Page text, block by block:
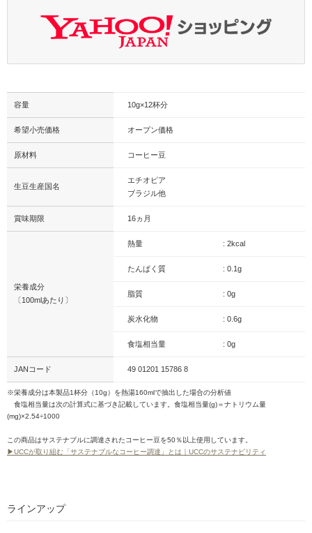
容量 10g×12杯分
希望小売価格 オープン価格
原材料 コーヒー豆
生豆生産国名
エチオピア
ブラジル他
賞味期限 16ヵ月
栄養成分
〔100mlあたり〕
熱量 : 2kcal​
たんぱく質 : 0.1g
脂質 : 0g
炭水化物 : 0.6g
食塩相当量 : 0g
JANコード 49 01201 15786 8
※栄養成分は本製品1杯分（10g）を熱湯160mlで抽出した場合の分析値
食塩相当量は次の計算式に基づき記載しています。食塩相当量(g)＝ナトリウム量
(mg)×2.54÷1000
この商品はサステナブルに調達されたコーヒー豆を50％以上使用しています。
▶UCCが取り組む「サステナブルなコーヒー調達」とは｜UCCのサステナビリティ
ラインアップ